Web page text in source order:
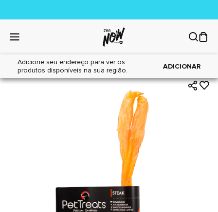
Adicione seu endereço para ver os
produtos disponíveis na sua região.
ADICIONAR
Home|Cães|Petiscos